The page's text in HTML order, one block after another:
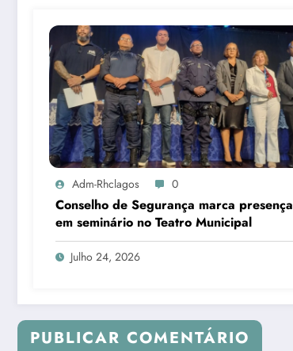
Adm-Rhclagos 0
Conselho de Segurança marca presença
em seminário no Teatro Municipal
Julho 24, 2026
PUBLICAR COMENTÁRIO